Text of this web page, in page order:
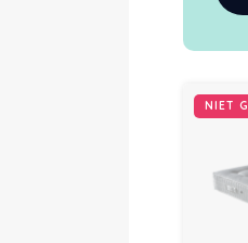
NIET